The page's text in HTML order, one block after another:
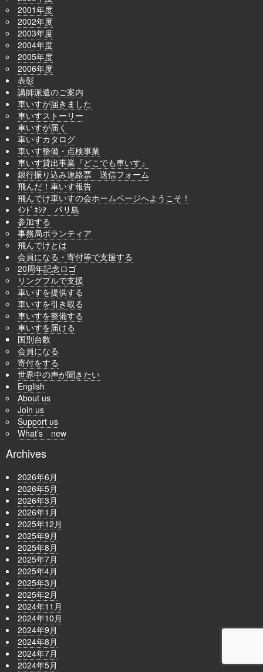
2001年度
2002年度
2003年度
2004年度
2005年度
2006年度
表彰
講師派遣のご案内
車いすが届きました
車いすストーリー
車いすが届く
車いすカタログ
車いす整備・点検事業
車いす貸出事業『どこでも車いす』
銀行振り込み連絡票 送信フォーム
飛んだ！車いす報告
飛んでけ車いすの会ホームページへようこそ！
ｲﾝﾄﾞﾈｼｱ バリ島
参加する
事務局ボランティア
飛んでけとは
会員になる・寄付等で支援する
20周年記念ロゴ
リングプルで支援
車いすを提供する
車いすを引き取る
車いすを整備する
車いすを届ける
国別台数
会員になる
寄付をする
世界中の声が聞きたい
English
About us
Join us
Support us
What’s new
Archives
2026年6月
2026年5月
2026年3月
2026年1月
2025年12月
2025年9月
2025年8月
2025年7月
2025年4月
2025年3月
2025年2月
2024年11月
2024年10月
2024年9月
2024年8月
2024年7月
2024年5月